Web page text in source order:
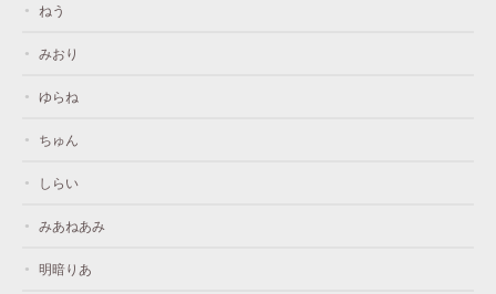
ねう
みおり
ゆらね
ちゅん
しらい
みあねあみ
明暗りあ